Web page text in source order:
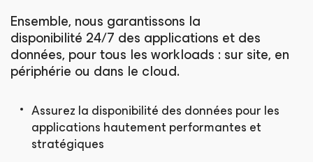
Ensemble, nous garantissons la
disponibilité 24/7 des applications et des
données, pour tous les workloads : sur site, en
périphérie ou dans le cloud.
Assurez la disponibilité des données pour les
applications hautement performantes et
stratégiques